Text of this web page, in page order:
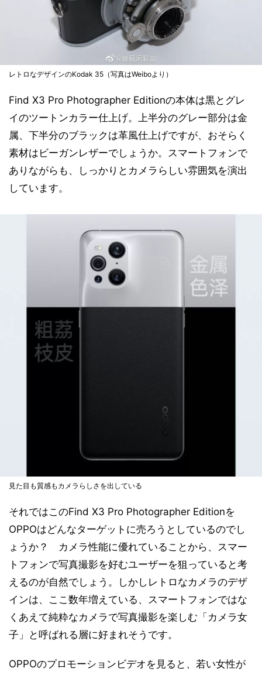
レトロなデザインのKodak 35（写真はWeiboより）
Find X3 Pro Photographer Editionの本体は黒とグレ
イのツートンカラー仕上げ。上半分のグレー部分は金
属、下半分のブラックは革風仕上げですが、おそらく
素材はビーガンレザーでしょうか。スマートフォンで
ありながらも、しっかりとカメラらしい雰囲気を演出
しています。
見た目も質感もカメラらしさを出している
それではこのFind X3 Pro Photographer Editionを
OPPOはどんなターゲットに売ろうとしているのでし
ょうか？ カメラ性能に優れていることから、スマー
トフォンで写真撮影を好むユーザーを狙っていると考
えるのが自然でしょう。しかしレトロなカメラのデザ
インは、ここ数年増えている、スマートフォンではな
くあえて純粋なカメラで写真撮影を楽しむ「カメラ女
子」と呼ばれる層に好まれそうです。
OPPOのプロモーションビデオを見ると、若い女性が